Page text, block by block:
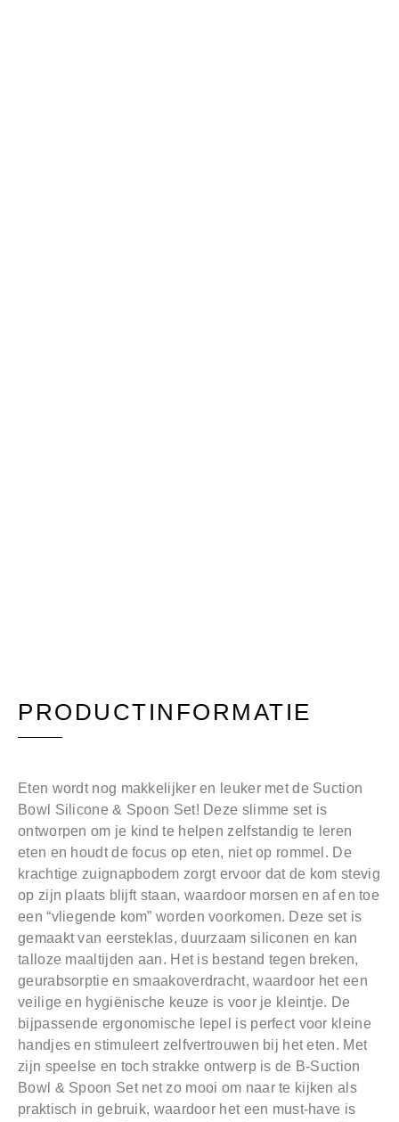
PRODUCTINFORMATIE
Eten wordt nog makkelijker en leuker met de Suction
Bowl Silicone & Spoon Set! Deze slimme set is
ontworpen om je kind te helpen zelfstandig te leren
eten en houdt de focus op eten, niet op rommel. De
krachtige zuignapbodem zorgt ervoor dat de kom stevig
op zijn plaats blijft staan, waardoor morsen en af en toe
een “vliegende kom” worden voorkomen. Deze set is
gemaakt van eersteklas, duurzaam siliconen en kan
talloze maaltijden aan. Het is bestand tegen breken,
geurabsorptie en smaakoverdracht, waardoor het een
veilige en hygiënische keuze is voor je kleintje. De
bijpassende ergonomische lepel is perfect voor kleine
handjes en stimuleert zelfvertrouwen bij het eten. Met
zijn speelse en toch strakke ontwerp is de B-Suction
Bowl & Spoon Set net zo mooi om naar te kijken als
praktisch in gebruik, waardoor het een must-have is